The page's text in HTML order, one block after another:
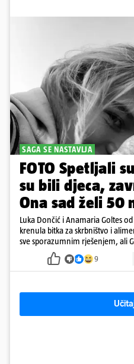
SAGA SE NASTAVLJA
FOTO Spetljali
su bili djeca,
Ona sad želi 50
Luka Dončić i Anamaria Goltes
krenula bitka za skrbništvo i
sve sporazumnim rješenjem, ali
u Sloveniji
9